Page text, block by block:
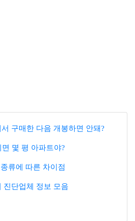
구매한 다음 개봉하면 안돼?
몇 평 아파트야?
류에 따른 차이점
진단업체 정보 모음